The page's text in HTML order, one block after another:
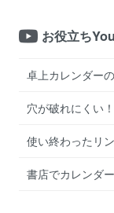
お役立ち
卓上カレンダー
穴が破れにくい
使い終わったリ
書店でカレンダ